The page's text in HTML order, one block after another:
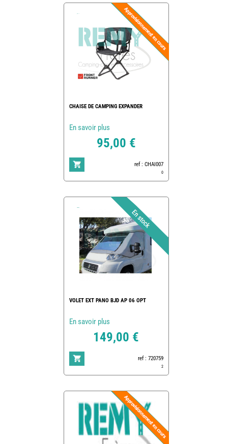
CHAISE DE CAMPING EXPANDER
En savoir plus
95,00 €
ref : CHAI007
0
VOLET EXT PANO BJD AP 06 OPT
En savoir plus
149,00 €
ref : 720759
2